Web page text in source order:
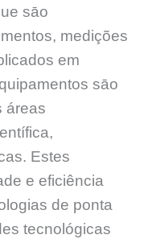
sāo
medições
em
sāo
áreas
Estes
e eficiência
de ponta
tecnológicas